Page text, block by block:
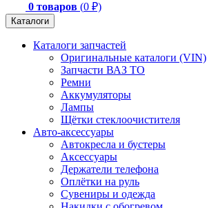
0 товаров (0 ₽)
Каталоги
Каталоги запчастей
Оригинальные каталоги (VIN)
Запчасти ВАЗ TO
Ремни
Аккумуляторы
Лампы
Щётки стеклоочистителя
Авто-аксессуары
Автокресла и бустеры
Аксессуары
Держатели телефона
Оплётки на руль
Сувениры и одежда